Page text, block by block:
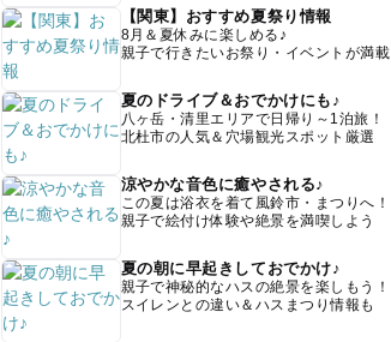
【関東】おすすめ夏祭り情報
8月＆夏休みに楽しめる♪
親子で行きたいお祭り・イベントが満載
夏のドライブ＆おでかけにも♪
八ヶ岳・清里エリアで日帰り～1泊旅！
北杜市の人気＆穴場観光スポット厳選
涼やかな音色に癒やされる♪
この夏は浴衣を着て風鈴市・まつりへ！
親子で絵付け体験や絶景を満喫しよう
夏の朝に早起きしておでかけ♪
親子で神秘的なハスの絶景を楽しもう！
スイレンとの違い＆ハスまつり情報も